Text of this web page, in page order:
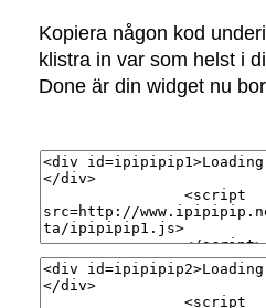
Kopiera någon kod
klistra in var som helst i
Done är din widget nu